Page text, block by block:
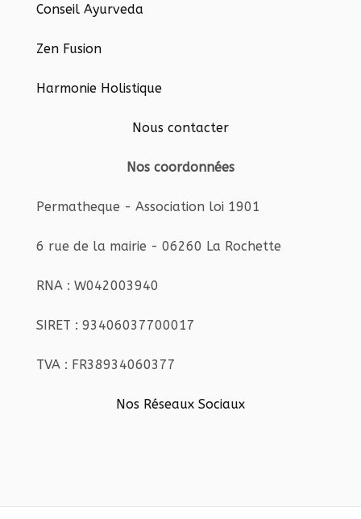
Conseil Ayurveda
Zen Fusion
Harmonie Holistique
Nous contacter
Nos coordonnées
Permatheque - Association loi 1901
6 rue de la mairie - 06260 La Rochette
RNA : W042003940
SIRET : 93406037700017
TVA : FR38934060377
Nos Réseaux Sociaux